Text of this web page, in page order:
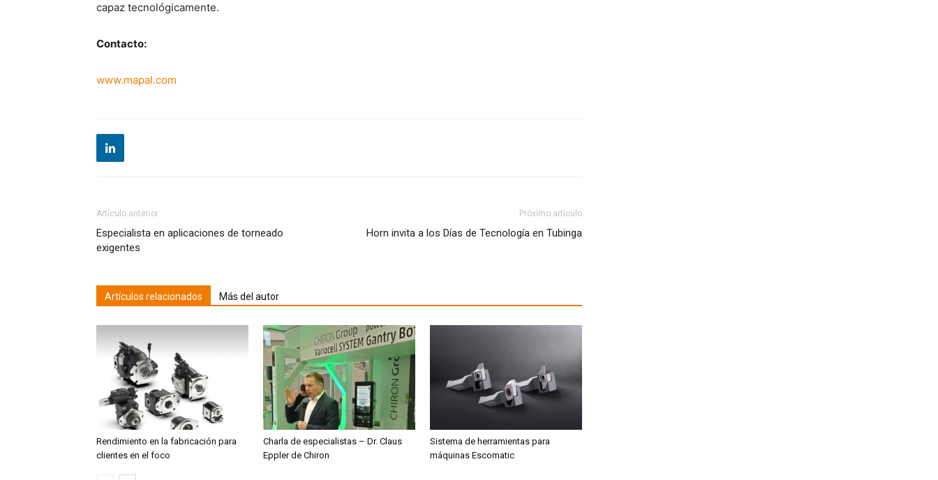
capaz tecnológicamente.
Contacto:
www.mapal.com
Artículo anterior
Especialista en aplicaciones de torneado
exigentes
Próximo artículo
Horn invita a los Días de Tecnología en Tubinga
Artículos relacionados Más del autor
Rendimiento en la fabricación para
clientes en el foco
Charla de especialistas – Dr. Claus
Eppler de Chiron
Sistema de herramientas para
máquinas Escomatic